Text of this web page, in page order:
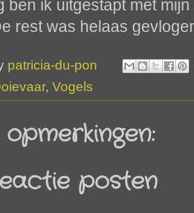
ben ik uitgestapt met
rest was helaas
patricia-du-pon
, Vogels
posten